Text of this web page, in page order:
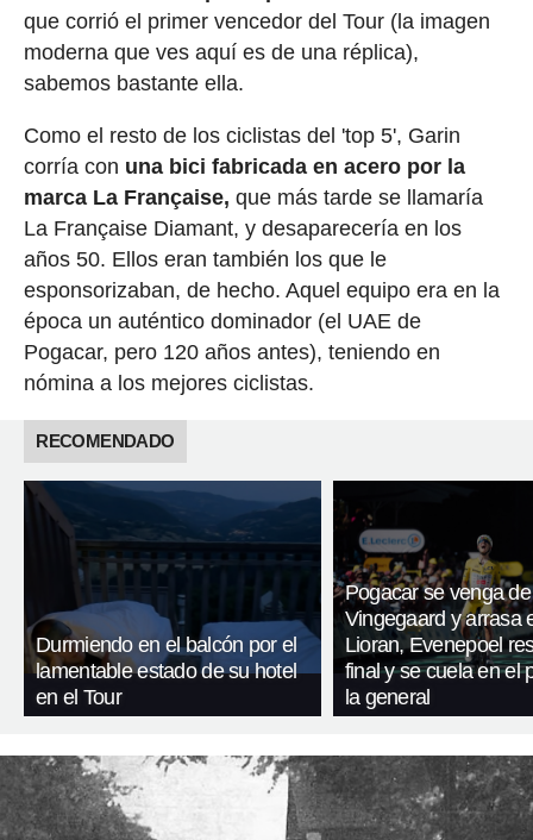
que corrió el primer vencedor del Tour (la imagen
moderna que ves aquí es de una réplica),
sabemos bastante ella.
Como el resto de los ciclistas del 'top 5', Garin
corría con una bici fabricada en acero por la
marca La Française, que más tarde se llamaría
La Française Diamant, y desaparecería en los
años 50. Ellos eran también los que le
esponsorizaban, de hecho. Aquel equipo era en la
época un auténtico dominador (el UAE de
Pogacar, pero 120 años antes), teniendo en
nómina a los mejores ciclistas.
RECOMENDADO
Durmiendo en el balcón por el
lamentable estado de su hotel
en el Tour
Pogacar se venga de
Vingegaard y arrasa
Lioran, Evenepoel
final y se cuela en el
la general